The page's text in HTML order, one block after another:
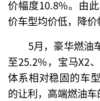
价幅度10.8%。由
价车型均价低，降价
5月，豪华燃油
至25.2%，宝马X2
体系相对稳固的车
的让利，高端燃油车